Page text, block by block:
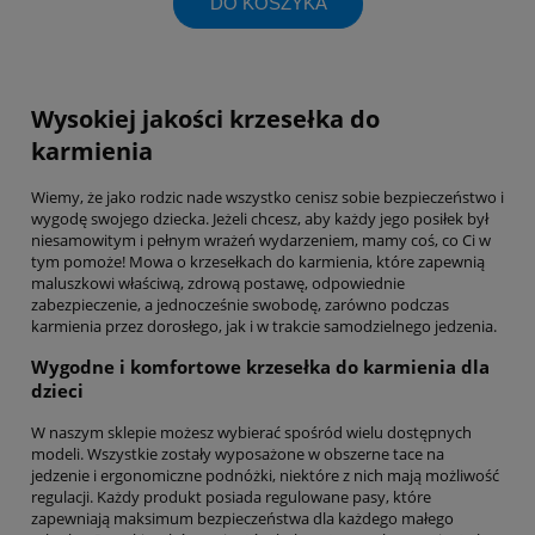
Wysokiej jakości krzesełka do
karmienia
Wiemy, że jako rodzic nade wszystko cenisz sobie bezpieczeństwo i
wygodę swojego dziecka. Jeżeli chcesz, aby każdy jego posiłek był
niesamowitym i pełnym wrażeń wydarzeniem, mamy coś, co Ci w
tym pomoże! Mowa o krzesełkach do karmienia, które zapewnią
maluszkowi właściwą, zdrową postawę, odpowiednie
zabezpieczenie, a jednocześnie swobodę, zarówno podczas
karmienia przez dorosłego, jak i w trakcie samodzielnego jedzenia.
Wygodne i komfortowe krzesełka do karmienia dla
dzieci
W naszym sklepie możesz wybierać spośród wielu dostępnych
modeli. Wszystkie zostały wyposażone w obszerne tace na
jedzenie i ergonomiczne podnóżki, niektóre z nich mają możliwość
regulacji. Każdy produkt posiada regulowane pasy, które
zapewniają maksimum bezpieczeństwa dla każdego małego